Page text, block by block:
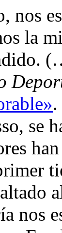
nos
la
se
nos